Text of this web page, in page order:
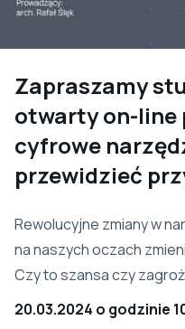
Zapraszamy
otwarty on-line
cyfrowe
przewidzieć
Rewolucyjne zmiany w
na naszych oczach
Czy to szansa czy
20.03.2024 o godzinie